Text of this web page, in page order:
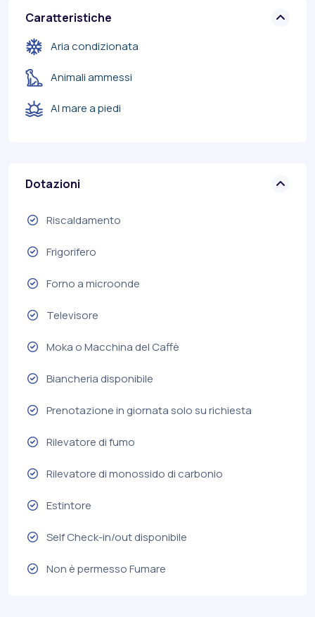
Caratteristiche
Aria condizionata
Animali ammessi
Al mare a piedi
Dotazioni
Riscaldamento
Frigorifero
Forno a microonde
Televisore
Moka o Macchina del Caffè
Biancheria disponibile
Prenotazione in giornata solo su richiesta
Rilevatore di fumo
Rilevatore di monossido di carbonio
Estintore
Self Check-in/out disponibile
Non è permesso Fumare